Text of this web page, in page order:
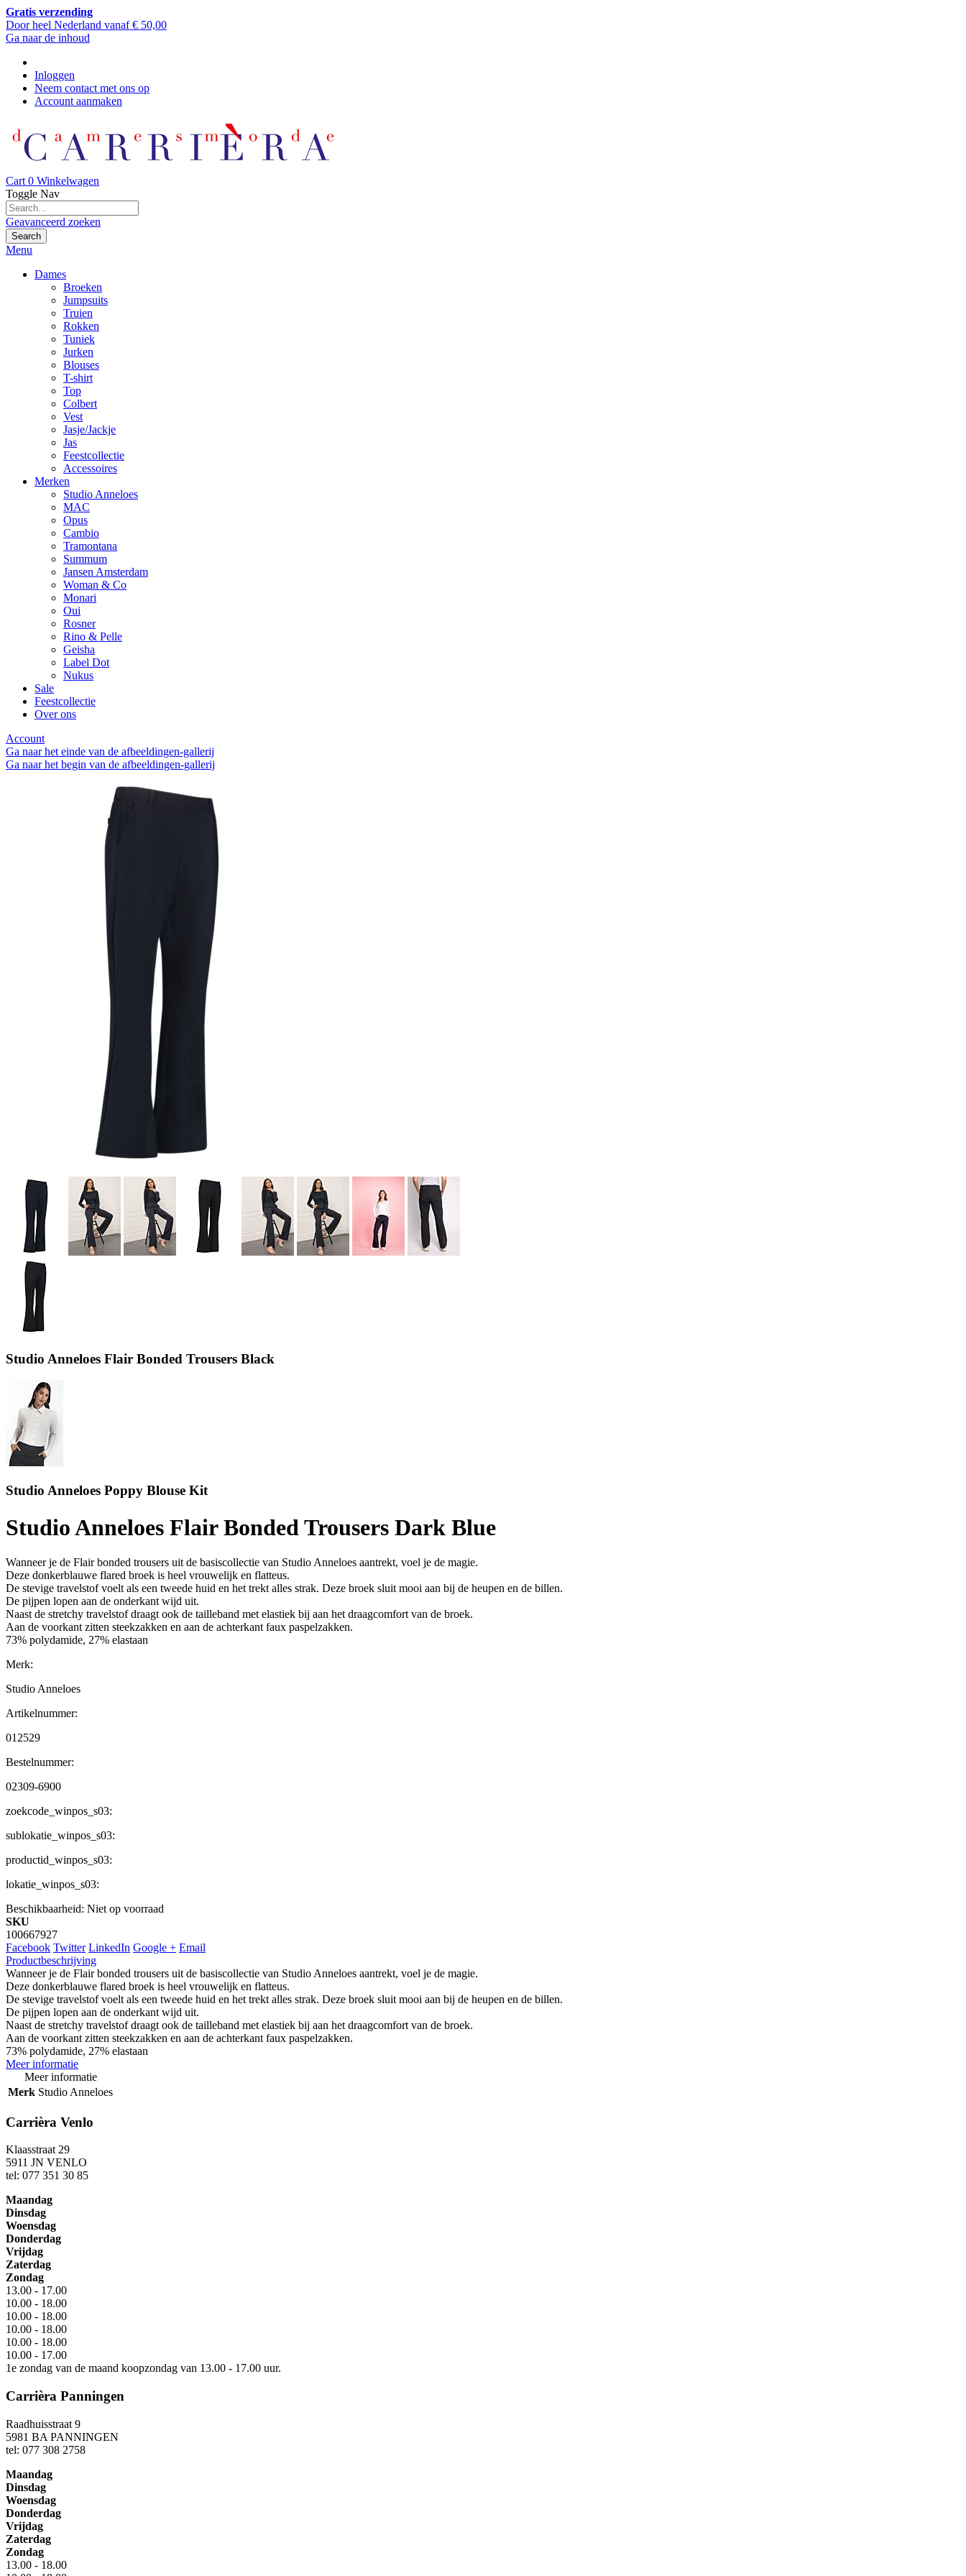
Gratis verzending
Door heel Nederland vanaf € 50,00
Ga naar de inhoud
Inloggen
Neem contact met ons op
Account aanmaken
Cart 0 Winkelwagen
Toggle Nav
Geavanceerd zoeken
Search
Menu
Dames
Broeken
Jumpsuits
Truien
Rokken
Tuniek
Jurken
Blouses
T-shirt
Top
Colbert
Vest
Jasje/Jackje
Jas
Feestcollectie
Accessoires
Merken
Studio Anneloes
MAC
Opus
Cambio
Tramontana
Summum
Jansen Amsterdam
Woman & Co
Monari
Oui
Rosner
Rino & Pelle
Geisha
Label Dot
Nukus
Sale
Feestcollectie
Over ons
Account
Ga naar het einde van de afbeeldingen-gallerij
Ga naar het begin van de afbeeldingen-gallerij
Studio Anneloes Flair Bonded Trousers Black
Studio Anneloes Poppy Blouse Kit
Studio Anneloes Flair Bonded Trousers Dark Blue
Wanneer je de Flair bonded trousers uit de basiscollectie van Studio Anneloes aantrekt, voel je de magie.
Deze donkerblauwe flared broek is heel vrouwelijk en flatteus.
De stevige travelstof voelt als een tweede huid en het trekt alles strak. Deze broek sluit mooi aan bij de heupen en de billen.
De pijpen lopen aan de onderkant wijd uit.
Naast de stretchy travelstof draagt ook de tailleband met elastiek bij aan het draagcomfort van de broek.
Aan de voorkant zitten steekzakken en aan de achterkant faux paspelzakken.
73% polydamide, 27% elastaan
Merk:
Studio Anneloes
Artikelnummer:
012529
Bestelnummer:
02309-6900
zoekcode_winpos_s03:
sublokatie_winpos_s03:
productid_winpos_s03:
lokatie_winpos_s03:
Beschikbaarheid: Niet op voorraad
SKU
100667927
Facebook Twitter LinkedIn Google + Email
Productbeschrijving
Wanneer je de Flair bonded trousers uit de basiscollectie van Studio Anneloes aantrekt, voel je de magie.
Deze donkerblauwe flared broek is heel vrouwelijk en flatteus.
De stevige travelstof voelt als een tweede huid en het trekt alles strak. Deze broek sluit mooi aan bij de heupen en de billen.
De pijpen lopen aan de onderkant wijd uit.
Naast de stretchy travelstof draagt ook de tailleband met elastiek bij aan het draagcomfort van de broek.
Aan de voorkant zitten steekzakken en aan de achterkant faux paspelzakken.
73% polydamide, 27% elastaan
Meer informatie
Meer informatie
Merk Studio Anneloes
Carrièra Venlo
Klaasstraat 29
5911 JN VENLO
tel: 077 351 30 85
Maandag
Dinsdag
Woensdag
Donderdag
Vrijdag
Zaterdag
Zondag
13.00 - 17.00
10.00 - 18.00
10.00 - 18.00
10.00 - 18.00
10.00 - 18.00
10.00 - 17.00
1e zondag van de maand koopzondag van 13.00 - 17.00 uur.
Carrièra Panningen
Raadhuisstraat 9
5981 BA PANNINGEN
tel: 077 308 2758
Maandag
Dinsdag
Woensdag
Donderdag
Vrijdag
Zaterdag
Zondag
13.00 - 18.00